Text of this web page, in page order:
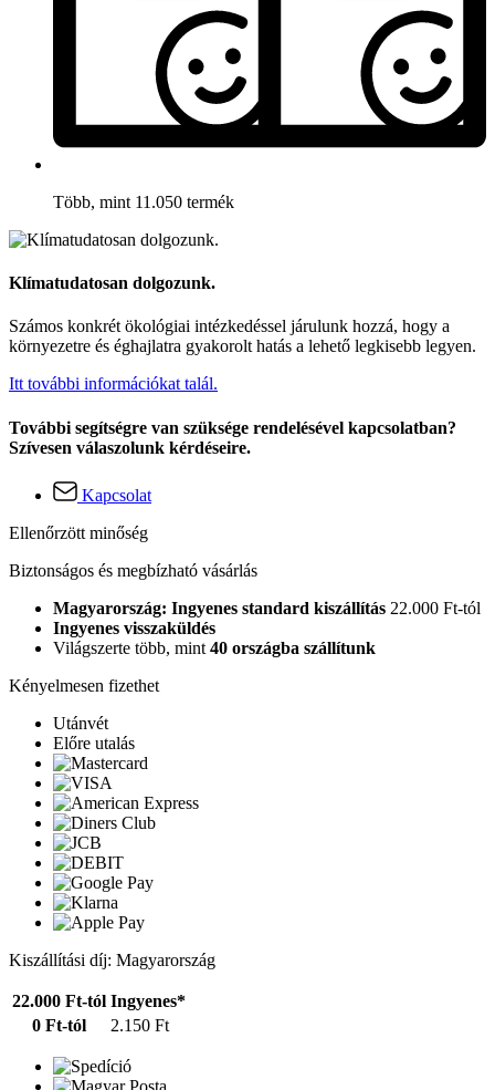
Több, mint 11.050 termék
Klímatudatosan dolgozunk.
Számos konkrét ökológiai intézkedéssel járulunk hozzá, hogy a
környezetre és éghajlatra gyakorolt hatás a lehető legkisebb legyen.
Itt további információkat talál.
További segítségre van szüksége rendelésével kapcsolatban?
Szívesen válaszolunk kérdéseire.
Kapcsolat
Ellenőrzött minőség
Biztonságos és megbízható vásárlás
Magyarország: Ingyenes standard kiszállítás 22.000 Ft-tól
Ingyenes visszaküldés
Világszerte több, mint 40 országba szállítunk
Kényelmesen fizethet
Utánvét
Előre utalás
Kiszállítási díj: Magyarország
22.000 Ft-tól Ingyenes*
0 Ft-tól
2.150 Ft